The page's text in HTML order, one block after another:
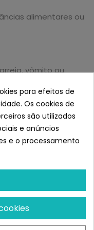
alimentares ou
vômito ou
graças ao seu
sobrecarregar o
é altamente
cães exigentes.
milho, ovo inteiro,
para efeitos de
Os cookies de
são utilizados
e anúncios
e o processamento